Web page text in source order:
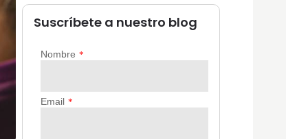
Suscríbete a nuestro blog